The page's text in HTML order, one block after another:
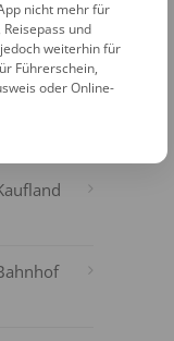
nicht mehr für
und
weiterhin für
Führerschein,
oder Online-